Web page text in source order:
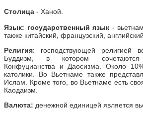
Столица - Ханой.
Язык: государственный язык -
также китайский, французский,
Религия: господствующей религией
Буддизм, в котором
Конфуцианства и Даосизма. Около
католики. Во Вьетнаме также
Ислам. Кроме того, во Вьетнаме есть
Каодаизм.
Валюта: денежной единицей является